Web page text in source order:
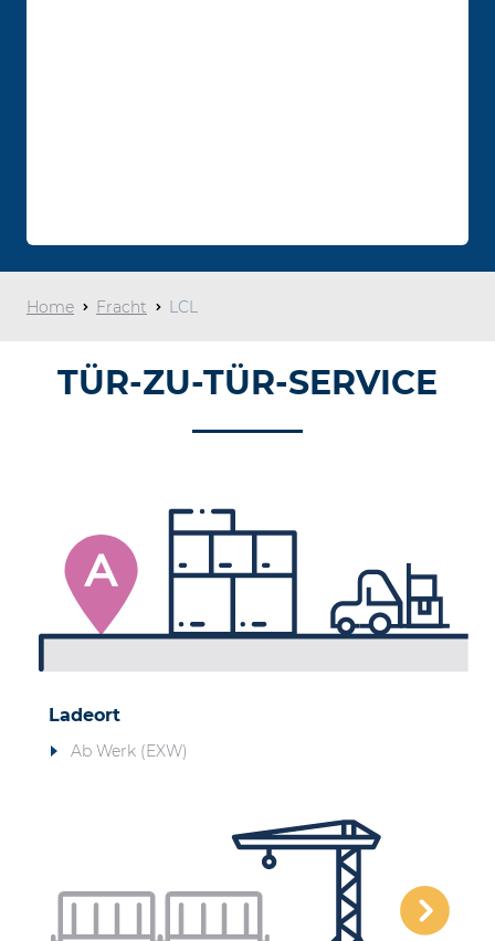
Home Fracht LCL
TÜR-ZU-TÜR-SERVICE
Ladeort
Ab Werk (EXW)